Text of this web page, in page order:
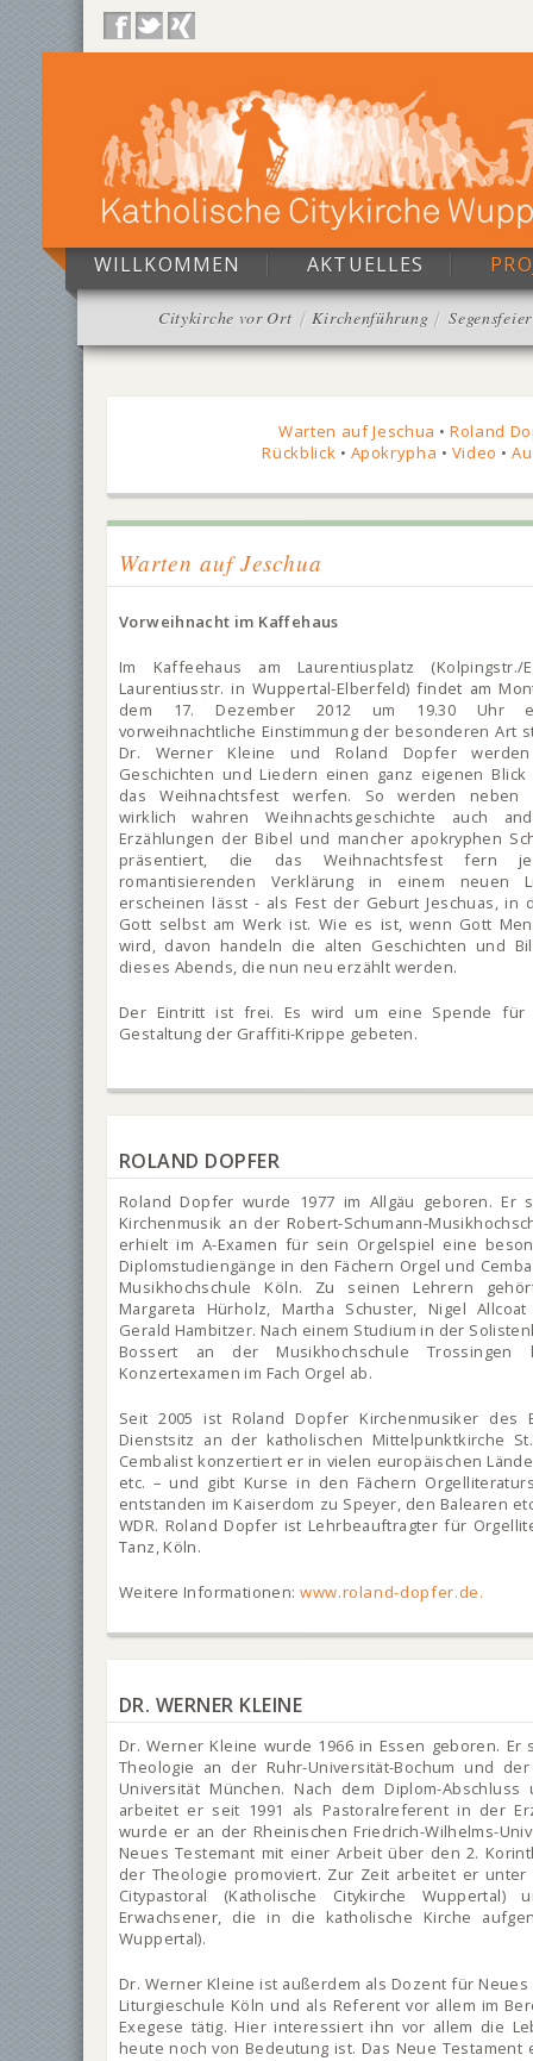
WILLKOMMEN AKTUELLES
Citykirche vor Ort Kirchenführung Segensfeier
Warten auf Jeschua •Roland
Rückblick • Apokrypha • Video •
Warten auf Jeschua
Vorweihnacht im Kaffehaus
Im Kaffeehaus am Laurentiusplatz (Kolpingstr./
Laurentiusstr. in Wuppertal-Elberfeld) findet am
dem 17. Dezember 2012 um 19.30 Uhr
vorweihnachtliche Einstimmung der besonderen Art
Dr. Werner Kleine und Roland Dopfer
Geschichten und Liedern einen ganz eigenen Blick
das Weihnachtsfest werfen. So werden neben
wirklich wahren Weihnachtsgeschichte auch
Erzählungen der Bibel und mancher apokryphen
präsentiert, die das Weihnachtsfest fern
romantisierenden Verklärung in einem neuen
erscheinen lässt - als Fest der Geburt Jeschuas, in
Gott selbst am Werk ist. Wie es ist, wenn Gott
wird, davon handeln die alten Geschichten und
dieses Abends, die nun neu erzählt werden.
Der Eintritt ist frei. Es wird um eine Spende für
Gestaltung der Graffiti-Krippe gebeten.
ROLAND DOPFER
Roland Dopfer wurde 1977 im Allgäu geboren. Er
Kirchenmusik an der Robert-Schumann-
erhielt im A-Examen für sein Orgelspiel eine
Diplomstudiengänge in den Fächern Orgel und
Musikhochschule Köln. Zu seinen Lehrern
Margareta Hürholz, Martha Schuster, Nigel
Gerald Hambitzer. Nach einem Studium in der
Bossert an der Musikhochschule
Konzertexamen im Fach Orgel ab.
Seit 2005 ist Roland Dopfer Kirchenmusiker des
Dienstsitz an der katholischen Mittelpunktkirche
Cembalist konzertiert er in vielen europäischen
etc. – und gibt Kurse in den Fächern
entstanden im Kaiserdom zu Speyer, den Balearen
WDR. Roland Dopfer ist Lehrbeauftragter für
Tanz, Köln.
Weitere Informationen: www.roland-dopfer.de.
DR. WERNER KLEINE
Dr. Werner Kleine wurde 1966 in Essen geboren. Er
Theologie an der Ruhr-Universität-Bochum und der
Universität München. Nach dem Diplom-
arbeitet er seit 1991 als Pastoralreferent in der
wurde er an der Rheinischen Friedrich-Wilhelms-
Neues Testemant mit einer Arbeit über den 2.
der Theologie promoviert. Zur Zeit arbeitet er
Citypastoral (Katholische Citykirche Wuppertal)
Erwachsener, die in die katholische Kirche
Wuppertal).
Dr. Werner Kleine ist außerdem als Dozent für
Liturgieschule Köln und als Referent vor allem im
Exegese tätig. Hier interessiert ihn vor allem die
heute noch von Bedeutung ist. Das Neue